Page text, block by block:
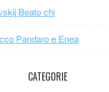
Beato chi
Pandaro e Enea
CATEGORIE